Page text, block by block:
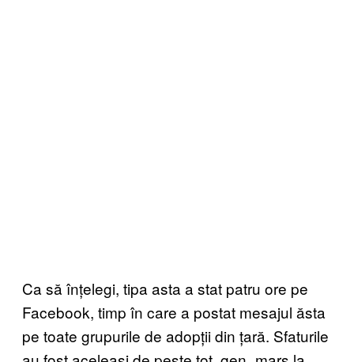
Ca să înțelegi, tipa asta a stat patru ore pe
Facebook, timp în care a postat mesajul ăsta
pe toate grupurile de adopții din țară. Sfaturile